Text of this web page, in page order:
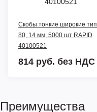
Скобы тонкие широкие тип
80, 14 мм, 5000 шт RAPID
40100521
814 руб. без НДС
Преимущества